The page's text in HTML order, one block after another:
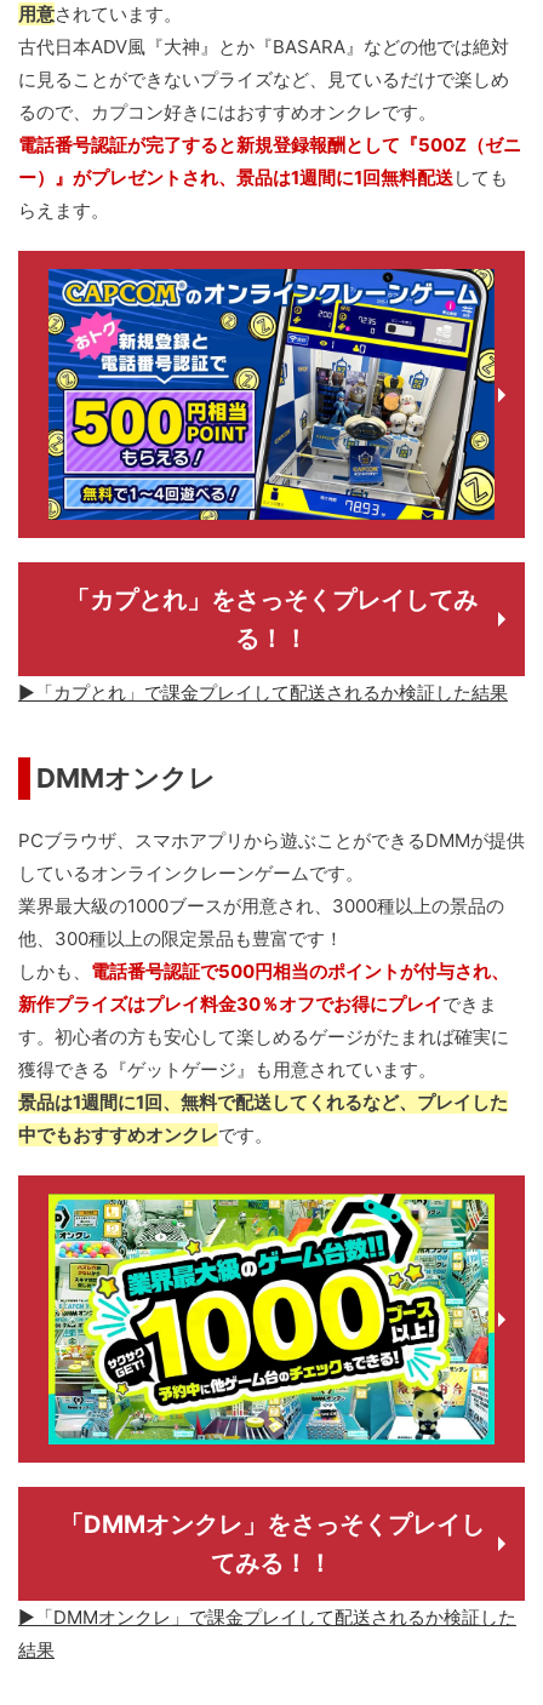
用意されています。
古代日本ADV風『大神』とか『BASARA』などの他では絶対
に見ることができないプライズなど、見ているだけで楽しめ
るので、カプコン好きにはおすすめオンクレです。
電話番号認証が完了すると新規登録報酬として『500Z（ゼニ
ー）』がプレゼントされ、景品は1週間に1回無料配送しても
らえます。
「カプとれ」をさっそくプレイしてみ
る！！
▶「カプとれ」で課金プレイして配送されるか検証した結果
DMMオンクレ
PCブラウザ、スマホアプリから遊ぶことができるDMMが提供
しているオンラインクレーンゲームです。
業界最大級の1000ブースが用意され、3000種以上の景品の
他、300種以上の限定景品も豊富です！
しかも、 電話番号認証で500円相当のポイントが付与され、
新作プライズはプレイ料金30％オフでお得にプレイできま
す。初心者の方も安心して楽しめるゲージがたまれば確実に
獲得できる『ゲットゲージ』も用意されています。
景品は1週間に1回、無料で配送してくれるなど、プレイした
中でもおすすめオンクレです。
「DMMオンクレ」をさっそくプレイし
てみる！！
▶「DMMオンクレ」で課金プレイして配送されるか検証した
結果